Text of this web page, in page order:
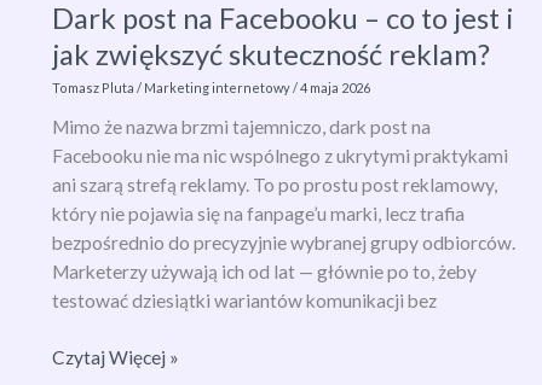
jak
zwiększa
marki?
Dark post na Facebooku – co to jest i
jak zwiększyć skuteczność reklam?
Tomasz Pluta/ Marketing internetowy/4 maja 2026
Mimo że nazwa brzmi tajemniczo, dark post na
Facebooku nie ma nic wspólnego z ukrytymi praktykami
ani szarą strefą reklamy. To po prostu post reklamowy,
który nie pojawia się na fanpage’u marki, lecz trafia
bezpośrednio do precyzyjnie wybranej grupy odbiorców.
Marketerzy używają ich od lat — głównie po to, żeby
testować dziesiątki wariantów komunikacji bez
Dark
Czytaj Więcej »